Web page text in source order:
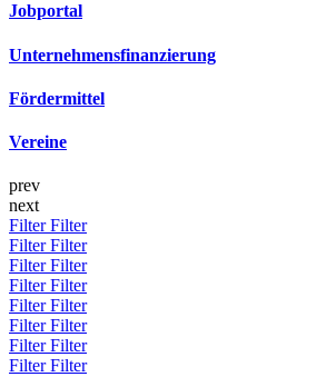
Jobportal
Unternehmensfinanzierung
Fördermittel
Vereine
prev
next
FilterFilter
FilterFilter
FilterFilter
FilterFilter
FilterFilter
FilterFilter
FilterFilter
FilterFilter